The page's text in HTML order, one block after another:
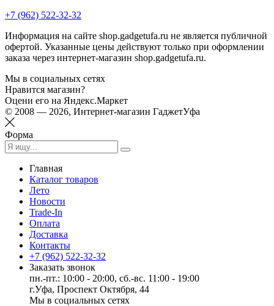
+7 (962) 522-32-32
Информация на сайте shop.gadgetufa.ru не является публичной
офертой. Указанные цены действуют только при оформлении
заказа через интернет-магазин shop.gadgetufa.ru.
Мы в социальных сетях
Нравится магазин?
Оцени его на Яндекс.Маркет
© 2008 — 2026, Интернет-магазин ГаджетУфа
Форма
Главная
Каталог товаров
Лето
Новости
Trade-In
Оплата
Доставка
Контакты
+7 (962) 522-32-32
Заказать звонок
пн.-пт.: 10:00 - 20:00, сб.-вс. 11:00 - 19:00
г.Уфа, Проспект Октября, 44
Мы в социальных сетях